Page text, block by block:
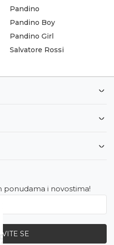
Pandino
Pandino Boy
Pandino Girl
Salvatore Rossi
ponudama i novostima!
SE